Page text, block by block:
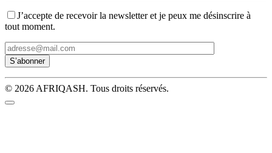
J’accepte de recevoir la newsletter et je peux me désinscrire à
tout moment.
© 2026 AFRIQASH. Tous droits réservés.